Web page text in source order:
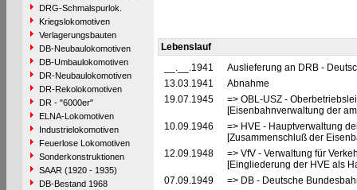
DRG-Schmalspurlok.
Kriegslokomotiven
Verlagerungsbauten
DB-Neubaulokomotiven
DB-Umbaulokomotiven
DR-Neubaulokomotiven
DR-Rekolokomotiven
DR - "6000er"
ELNA-Lokomotiven
Industrielokomotiven
Feuerlose Lokomotiven
Sonderkonstruktionen
SAAR (1920 - 1935)
DB-Bestand 1968
Lebenslauf
__.__.1941
Auslieferung an DRB -
13.03.1941
Abnahme
19.07.1945
=> OBL-USZ -
[Eisenbahnverwaltung der
10.09.1946
=> HVE - Hauptverwaltung
[Zusammenschluß der
12.09.1948
=> VfV - Verwaltung für
[Eingliederung der HVE als
07.09.1949
=> DB - Deutsche